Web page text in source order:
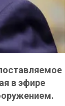
в эфире